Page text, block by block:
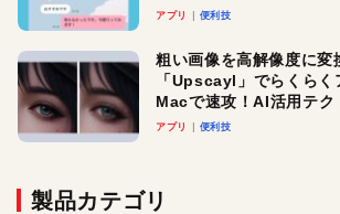
アプリ 便利技
粗い画像を高解像度に変
「Upscayl」でらくらく
Macで速攻！AI活用テク
アプリ 便利技
製品カテゴリ